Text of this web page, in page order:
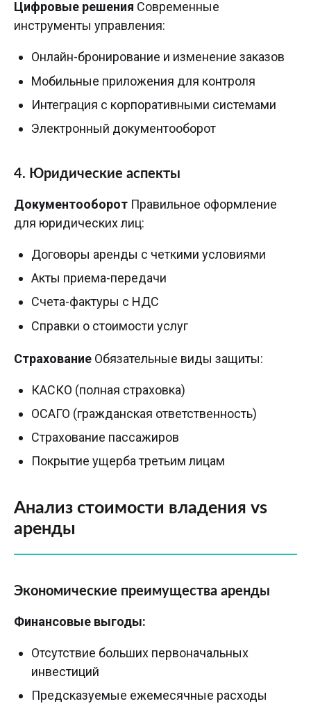
Цифровые решения Современные
инструменты управления:
Онлайн-бронирование и изменение заказов
Мобильные приложения для контроля
Интеграция с корпоративными системами
Электронный документооборот
4. Юридические аспекты
Документооборот Правильное оформление
для юридических лиц:
Договоры аренды с четкими условиями
Акты приема-передачи
Счета-фактуры с НДС
Справки о стоимости услуг
Страхование Обязательные виды защиты:
КАСКО (полная страховка)
ОСАГО (гражданская ответственность)
Страхование пассажиров
Покрытие ущерба третьим лицам
Анализ стоимости владения vs
аренды
Экономические преимущества аренды
Финансовые выгоды:
Отсутствие больших первоначальных
инвестиций
Предсказуемые ежемесячные расходы